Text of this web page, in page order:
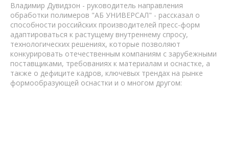
Владимир Дувидзон - руководитель направления
обработки полимеров "АБ УНИВЕРСАЛ" - рассказал о
способности российских производителей пресс-форм
адаптироваться к растущему внутреннему спросу,
технологических решениях, которые позволяют
конкурировать отечественным компаниям с зарубежными
поставщиками, требованиях к материалам и оснастке, а
также о дефиците кадров, ключевых трендах на рынке
формообразующей оснастки и о многом другом: